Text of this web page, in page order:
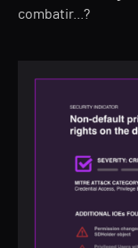
combatir...?